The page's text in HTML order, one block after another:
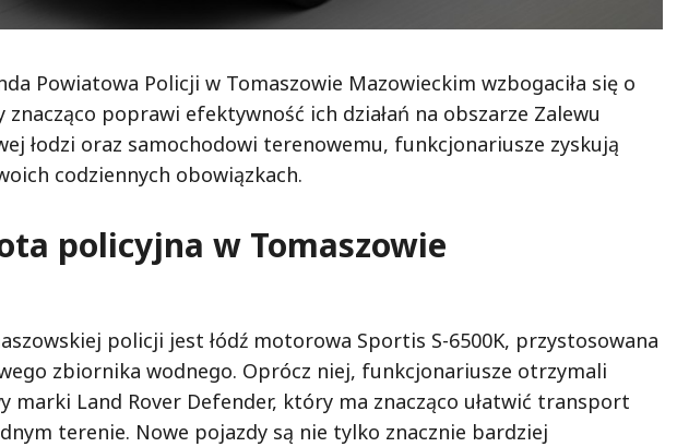
Powiatowa Policji w Tomaszowie Mazowieckim wzbogaciła się o
poprawi efektywność ich działań na obszarze Zalewu
łodzi oraz samochodowi terenowemu, funkcjonariusze zyskują
codziennych obowiązkach.
policyjna w Tomaszowie
policji jest łódź motorowa Sportis S-6500K, przystosowana
zbiornika wodnego. Oprócz niej, funkcjonariusze otrzymali
marki Land Rover Defender, który ma znacząco ułatwić transport
terenie. Nowe pojazdy są nie tylko znacznie bardziej